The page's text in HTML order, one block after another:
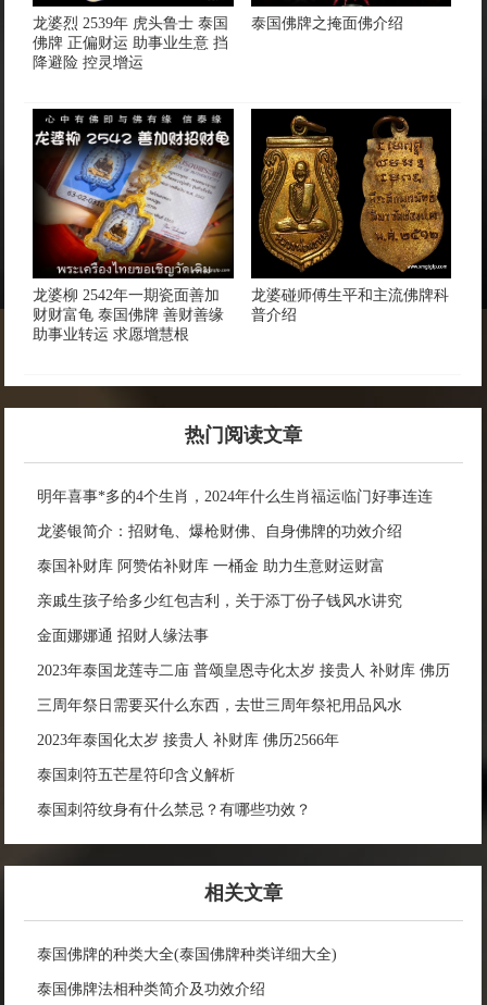
龙婆烈 2539年 虎头鲁士 泰国
佛牌 正偏财运 助事业生意 挡
降避险 控灵增运
泰国佛牌之掩面佛介绍
龙婆柳 2542年一期瓷面善加
财财富龟 泰国佛牌 善财善缘
助事业转运 求愿增慧根
龙婆碰师傅生平和主流佛牌科
普介绍
热门阅读文章
明年喜事*多的4个生肖，2024年什么生肖福运临门好事连连
龙婆银简介：招财龟、爆枪财佛、自身佛牌的功效介绍
泰国补财库 阿赞佑补财库 一桶金 助力生意财运财富
亲戚生孩子给多少红包吉利，关于添丁份子钱风水讲究
金面娜娜通 招财人缘法事
2023年泰国龙莲寺二庙 普颂皇恩寺化太岁 接贵人 补财库 佛历
2566年
三周年祭日需要买什么东西，去世三周年祭祀用品风水
2023年泰国化太岁 接贵人 补财库 佛历2566年
泰国刺符五芒星符印含义解析
泰国刺符纹身有什么禁忌？有哪些功效？
相关文章
泰国佛牌的种类大全(泰国佛牌种类详细大全)
泰国佛牌法相种类简介及功效介绍